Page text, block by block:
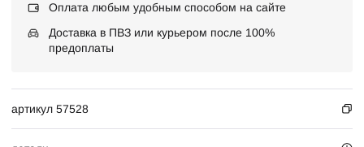
Оплата любым удобным способом на сайте
Доставка в ПВЗ или курьером после 100%
предоплаты
артикул 57528